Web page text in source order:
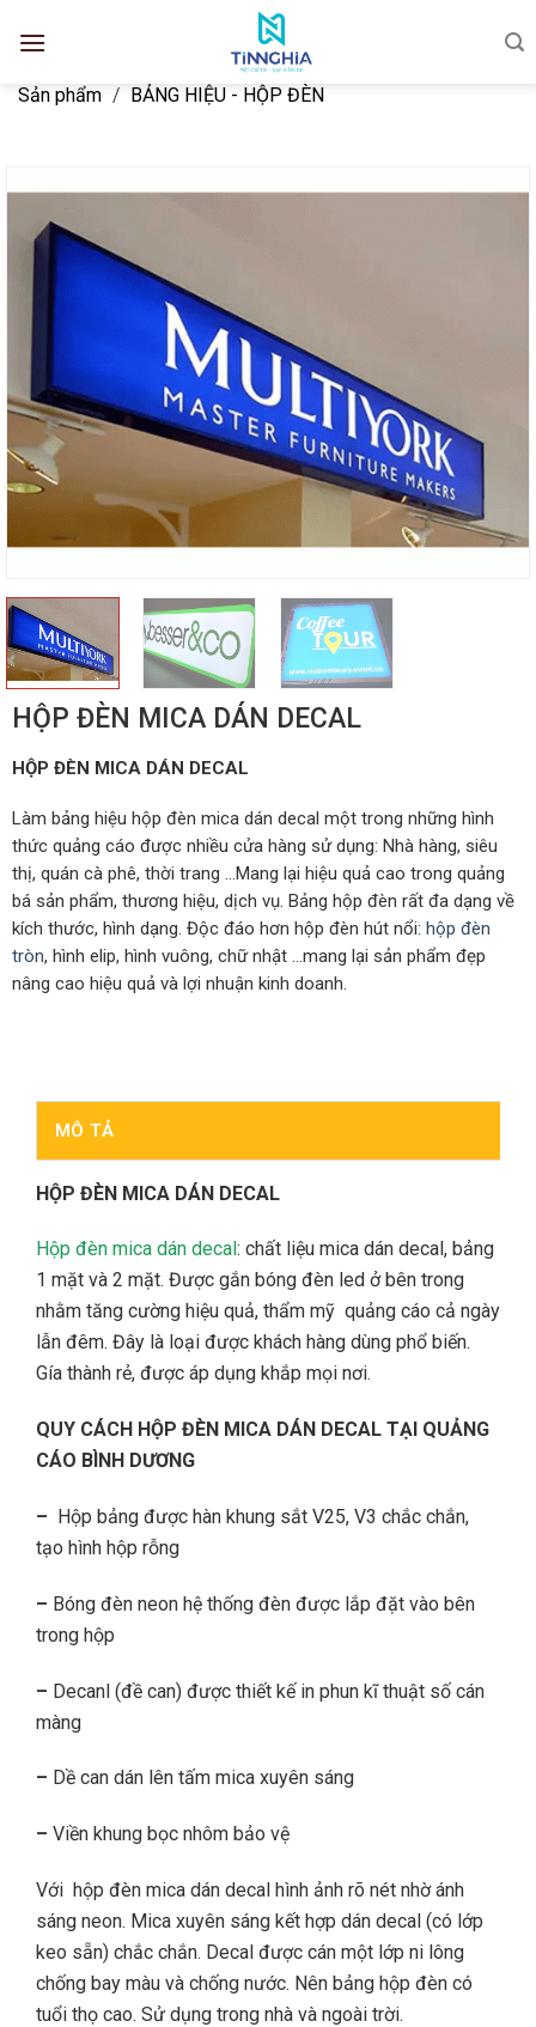
Sản phẩm / BẢNG HIỆU - HỘP ĐÈN
HỘP ĐÈN MICA DÁN DECAL
HỘP ĐÈN MICA DÁN DECAL
Làm bảng hiệu hộp đèn mica dán decal một trong những hình
thức quảng cáo được nhiều cửa hàng sử dụng: Nhà hàng, siêu
thị, quán cà phê, thời trang …Mang lại hiệu quả cao trong quảng
bá sản phẩm, thương hiệu, dịch vụ. Bảng hộp đèn rất đa dạng về
kích thước, hình dạng. Độc đáo hơn hộp đèn hút nổi: hộp đèn
tròn, hình elip, hình vuông, chữ nhật …mang lại sản phẩm đẹp
nâng cao hiệu quả và lợi nhuận kinh doanh.
MÔ TẢ
HỘP ĐÈN MICA DÁN DECAL
Hộp đèn mica dán decal : chất liệu mica dán decal, bảng
1 mặt và 2 mặt. Được gắn bóng đèn led ở bên trong
nhằm tăng cường hiệu quả, thẩm mỹ quảng cáo cả ngày
lẫn đêm. Đây là loại được khách hàng dùng phổ biến.
Gía thành rẻ, được áp dụng khắp mọi nơi.
QUY CÁCH HỘP ĐÈN MICA DÁN DECAL TẠI QUẢNG
CÁO BÌNH DƯƠNG
– Hộp bảng được hàn khung sắt V25, V3 chắc chắn,
tạo hình hộp rỗng
– Bóng đèn neon hệ thống đèn được lắp đặt vào bên
trong hộp
– Decanl (đề can) được thiết kế in phun kĩ thuật số cán
màng
– Dề can dán lên tấm mica xuyên sáng
– Viền khung bọc nhôm bảo vệ
Với hộp đèn mica dán decal hình ảnh rõ nét nhờ ánh
sáng neon. Mica xuyên sáng kết hợp dán decal (có lớp
keo sẵn) chắc chắn. Decal được cán một lớp ni lông
chống bay màu và chống nước. Nên bảng hộp đèn có
tuổi thọ cao. Sử dụng trong nhà và ngoài trời.